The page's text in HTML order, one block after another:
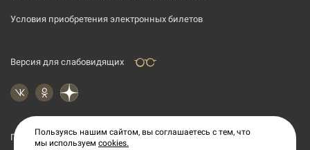
Условия приобретения электронных билетов
Версия для слабовидящих
Подпишитесь на рассылку новостей
Пользуясь нашим сайтом, вы соглашаетесь с тем, что
мы используем cookies.